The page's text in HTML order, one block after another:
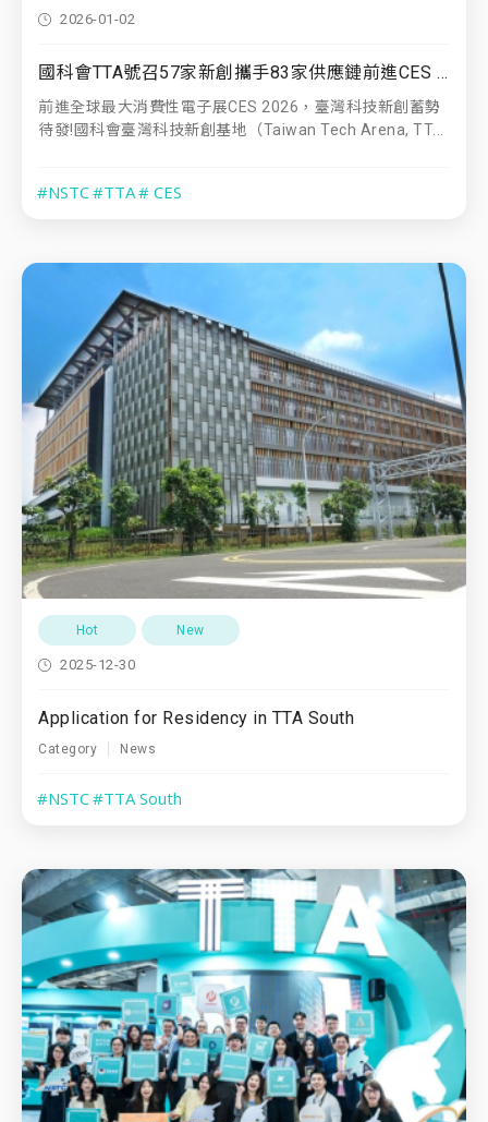
2026-01-02
國科會TTA號召57家新創攜手83家供應鏈前進CES 2026 Daily TAIWAN大秀臺灣AI國力
前進全球最大消費性電子展CES 2026，臺灣科技新創蓄勢
待發!國科會臺灣科技新創基地（Taiwan Tech Arena, TT...
#NSTC#TTA# CES
Hot New
2025-12-30
Application for Residency in TTA South
Category News
#NSTC#TTA South